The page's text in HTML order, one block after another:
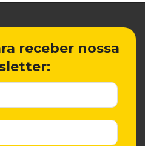
receber nossa